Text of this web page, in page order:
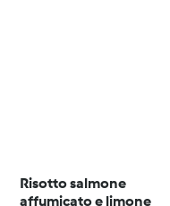
Risotto salmone
affumicato e limone